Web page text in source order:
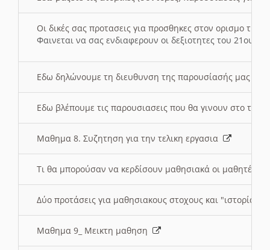
Οι δικές σας προτασεις για προσθηκες στον ορισμο
Φαινεται να σας ενδιαφερουν οι δεξιοτητες του 21ου
Εδω δηλώνουμε τη διευθυνση της παρουσίασής μας
Εδω βλέπουμε τις παρουσιασεις που θα γινουν στο
Μαθημα 8. Συζητηση για την τελικη εργασια
Τι θα μπορούσαν να κερδίσουν μαθησιακά οι μαθητές/
Δύο προτάσεις για μαθησιακους στοχους και "ιστορία"
Μαθημα 9_ Μεικτη μαθηση